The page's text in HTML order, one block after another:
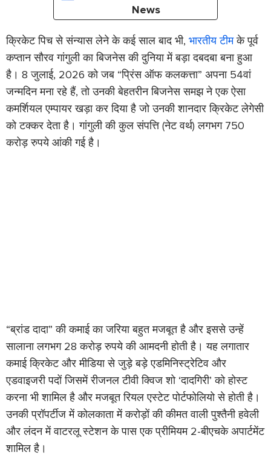
News
क्रिकेट पिच से संन्यास लेने के कई साल बाद भी, भारतीय टीमके पूर्व
कप्तान सौरव गांगुली का बिजनेस की दुनिया में बड़ा दबदबा बना हुआ
है। 8 जुलाई, 2026 को जब “प्रिंस ऑफ कलकत्ता” अपना 54वां
जन्मदिन मना रहे हैं, तो उनकी बेहतरीन बिजनेस समझ ने एक ऐसा
कमर्शियल एम्पायर खड़ा कर दिया है जो उनकी शानदार क्रिकेट लेगेसी
को टक्कर देता है। गांगुली की कुल संपत्ति (नेट वर्थ) लगभग 750
करोड़ रुपये आंकी गई है।
“ब्रांड दादा” की कमाई का जरिया बहुत मजबूत है और इससे उन्हें
सालाना लगभग 28 करोड़ रुपये की आमदनी होती है। यह लगातार
कमाई क्रिकेट और मीडिया से जुड़े बड़े एडमिनिस्ट्रेटिव और
एडवाइजरी पदों जिसमें रीजनल टीवी क्विज शो ‘दादगिरी’ को होस्ट
करना भी शामिल है और मजबूत रियल एस्टेट पोर्टफोलियो से होती है।
उनकी प्रॉपर्टीज में कोलकाता में करोड़ों की कीमत वाली पुश्तैनी हवेली
और लंदन में वाटरलू स्टेशन के पास एक प्रीमियम 2-बीएचके अपार्टमेंट
शामिल है।